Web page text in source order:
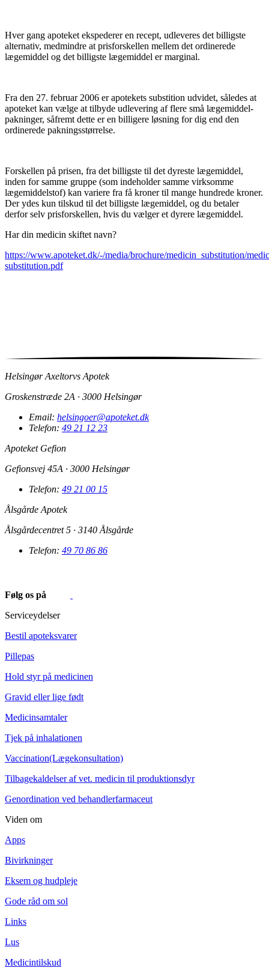
Hver gang apoteket ekspederer en recept, udleveres det billigste
alternativ, medmindre at prisforskellen mellem det ordinerede
lægemiddel og det billigste lægemiddel er marginal.
Fra den 27. februar 2006 er apotekets substition udvidet, således at
apoteket kan vælge at tilbyde udlevering af flere små lægemiddel-
pakninger, såfremt dette er en billigere løsning for dig end den
ordinerede pakningsstørrelse.
Forskellen på prisen, fra det billigste til det dyreste lægemiddel,
inden for samme gruppe (som indeholder samme virksomme
lægemiddelstof) kan variere fra få kroner til mange hundrede kroner.
Der ydes kun tilskud til det billigste lægemiddel, og du betaler
derfor selv prisforskellen, hvis du vælger et dyrere lægemiddel.
Har din medicin skiftet navn?
https://www.apoteket.dk/-/media/brochure/medicin_substitution/
substitution.pdf
Helsingør Axeltorvs Apotek
Groskenstræde 2A · 3000 Helsingør
Email: helsingoer@apoteket.dk
Telefon: 49 21 12 23
Apoteket Gefion
Gefionsvej 45A · 3000 Helsingør
Telefon: 49 21 00 15
Ålsgårde Apotek
Ålsgårdecentret 5 · 3140 Ålsgårde
Telefon: 49 70 86 86
Følg os på
Serviceydelser
Bestil apoteksvarer
Pillepas
Hold styr på medicinen
Gravid eller lige født
Medicinsamtaler
Tjek på inhalationen
Vaccination(Lægekonsultation)
Tilbagekaldelser af vet. medicin til produktionsdyr
Genordination ved behandlerfarmaceut
Viden om
Apps
Bivirkninger
Eksem og hudpleje
Gode råd om sol
Links
Lus
Medicintilskud